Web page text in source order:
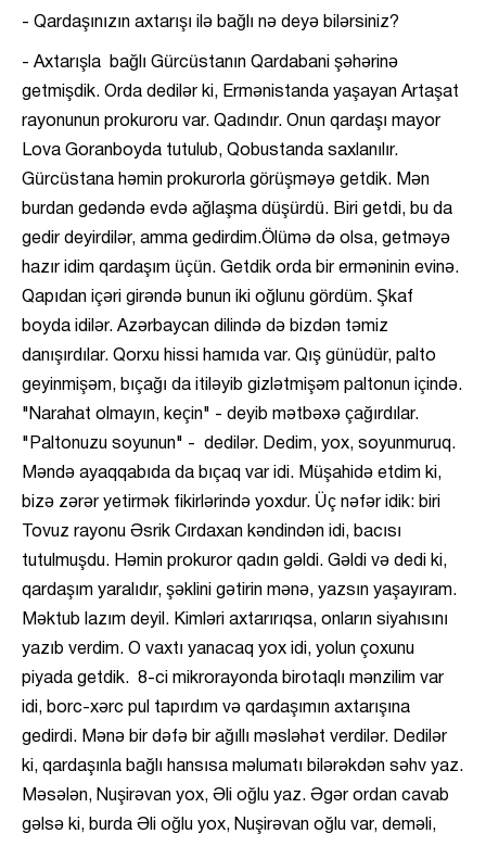
- Qardaşınızın axtarışı ilə bağlı nə deyə bilərsiniz?
- Axtarışla bağlı Gürcüstanın Qardabani şəhərinə
getmişdik. Orda dedilər ki, Ermənistanda yaşayan Artaşat
rayonunun prokuroru var. Qadındır. Onun qardaşı mayor
Lova Goranboyda tutulub, Qobustanda saxlanılır.
Gürcüstana həmin prokurorla görüşməyə getdik. Mən
burdan gedəndə evdə ağlaşma düşürdü. Biri getdi, bu da
gedir deyirdilər, amma gedirdim.Ölümə də olsa, getməyə
hazır idim qardaşım üçün. Getdik orda bir erməninin evinə.
Qapıdan içəri girəndə bunun iki oğlunu gördüm. Şkaf
boyda idilər. Azərbaycan dilində də bizdən təmiz
danışırdılar. Qorxu hissi hamıda var. Qış günüdür, palto
geyinmişəm, bıçağı da itiləyib gizlətmişəm paltonun içində.
"Narahat olmayın, keçin" - deyib mətbəxə çağırdılar.
"Paltonuzu soyunun" - dedilər. Dedim, yox, soyunmuruq.
Məndə ayaqqabıda da bıçaq var idi. Müşahidə etdim ki,
bizə zərər yetirmək fikirlərində yoxdur. Üç nəfər idik: biri
Tovuz rayonu Əsrik Cırdaxan kəndindən idi, bacısı
tutulmuşdu. Həmin prokuror qadın gəldi. Gəldi və dedi ki,
qardaşım yaralıdır, şəklini gətirin mənə, yazsın yaşayıram.
Məktub lazım deyil. Kimləri axtarırıqsa, onların siyahısını
yazıb verdim. O vaxtı yanacaq yox idi, yolun çoxunu
piyada getdik. 8-ci mikrorayonda birotaqlı mənzilim var
idi, borc-xərc pul tapırdım və qardaşımın axtarışına
gedirdi. Mənə bir dəfə bir ağıllı məsləhət verdilər. Dedilər
ki, qardaşınla bağlı hansısa məlumatı bilərəkdən səhv yaz.
Məsələn, Nuşirəvan yox, Əli oğlu yaz. Əgər ordan cavab
gəlsə ki, burda Əli oğlu yox, Nuşirəvan oğlu var, deməli,